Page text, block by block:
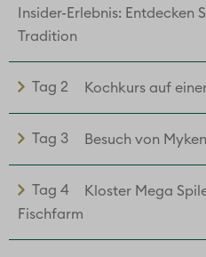
Insider-Erlebnis: Entdecken
Tradition
Tag 2 Kochkurs auf
Tag 3 Besuch von
Tag 4
Kloster Mega
Fischfarm